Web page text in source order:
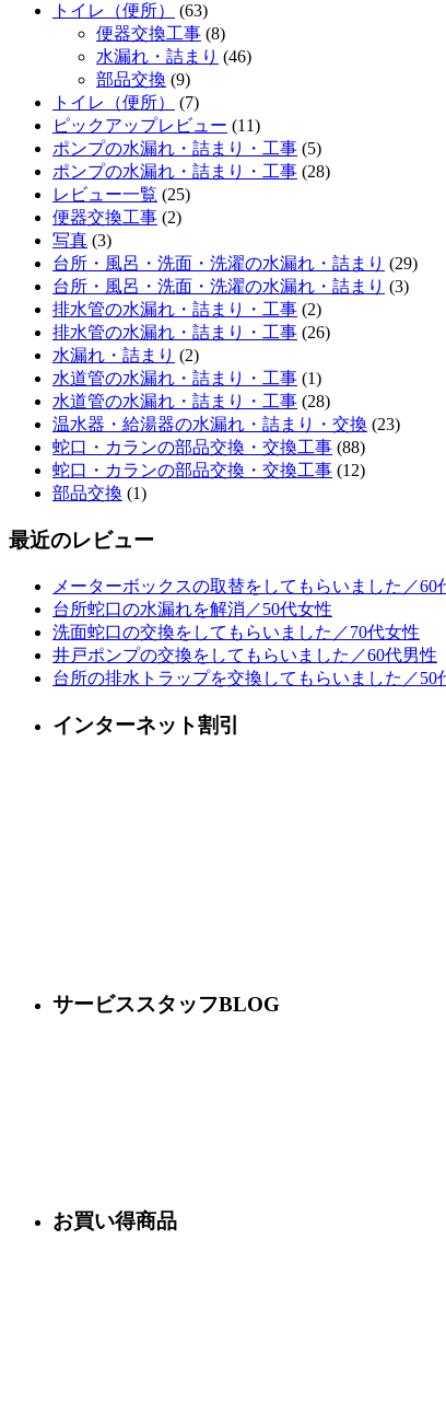
トイレ（便所）
(63)
便器交換工事 (8)
水漏れ・詰まり (46)
部品交換 (9)
トイレ（便所）
(7)
ピックアップレビュー (11)
ポンプの水漏れ・詰まり・工事 (5)
ポンプの水漏れ・詰まり・工事 (28)
レビュー一覧 (25)
便器交換工事 (2)
写真 (3)
台所・風呂・洗面・洗濯の水漏れ・詰まり (29)
台所・風呂・洗面・洗濯の水漏れ・詰まり (3)
排水管の水漏れ・詰まり・工事 (2)
排水管の水漏れ・詰まり・工事 (26)
水漏れ・詰まり (2)
水道管の水漏れ・詰まり・工事 (1)
水道管の水漏れ・詰まり・工事 (28)
温水器・給湯器の水漏れ・詰まり・交換 (23)
蛇口・カランの部品交換・交換工事 (88)
蛇口・カランの部品交換・交換工事 (12)
部品交換 (1)
最近のレビュー
メーターボックスの取替をしてもらいました／60
台所蛇口の水漏れを解消／50代女性
洗面蛇口の交換をしてもらいました／70代女性
井戸ポンプの交換をしてもらいました／60代男性
台所の排水トラップを交換してもらいました／50
インターネット割引
サービススタッフBLOG
お買い得商品